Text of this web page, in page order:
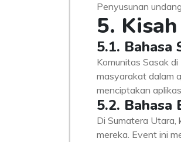
Penyusunan
5.
5.1. Bahasa
Komunitas Sasak
masyarakat dalam
menciptakan
5.2. Bahasa
Di Sumatera
mereka. Event ini